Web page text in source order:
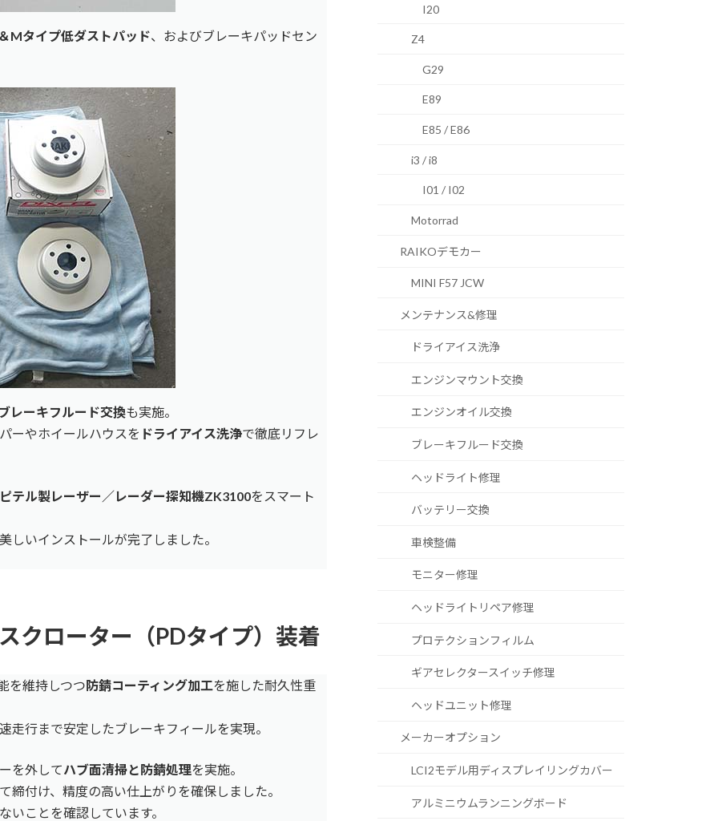
Mタイプ低ダストパッド、およびブレーキパッドセン
レーキフルード交換も実施。
ーやホイールハウスを ドライアイス洗浄で徹底リフレ
テル製レーザー／レーダー探知機ZK3100をスマート
しいインストールが完了しました。
クローター（PDタイプ）装着
を維持しつつ防錆コーティング加工を施した耐久性重
行まで安定したブレーキフィールを実現。
を外してハブ面清掃と防錆処理を実施。
付け、精度の高い仕上がりを確保しました。
いことを確認しています。
I20
Z4
G29
E89
E85 / E86
i3 / i8
I01 / I02
Motorrad
RAIKOデモカー
MINI F57 JCW
メンテナンス&修理
ドライアイス洗浄
エンジンマウント交換
エンジンオイル交換
ブレーキフルード交換
ヘッドライト修理
バッテリー交換
車検整備
モニター修理
ヘッドライトリペア修理
プロテクションフィルム
ギアセレクタースイッチ修理
ヘッドユニット修理
メーカーオプション
LCI2モデル用ディスプレイリングカバー
アルミニウムランニングボード